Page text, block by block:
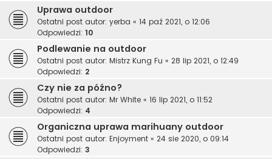
Uprawa outdoor
Ostatni post autor: yerba « 14 paź 2021, o 12:06
Odpowiedzi: 10
Podlewanie na outdoor
Ostatni post autor: Mistrz Kung Fu « 28 lip 2021, o 12:49
Odpowiedzi: 2
Czy nie za późno?
Ostatni post autor: Mr White « 16 lip 2021, o 11:52
Odpowiedzi: 4
Organiczna uprawa marihuany outdoor
Ostatni post autor: Enjoyment « 24 sie 2020, o 09:14
Odpowiedzi: 3